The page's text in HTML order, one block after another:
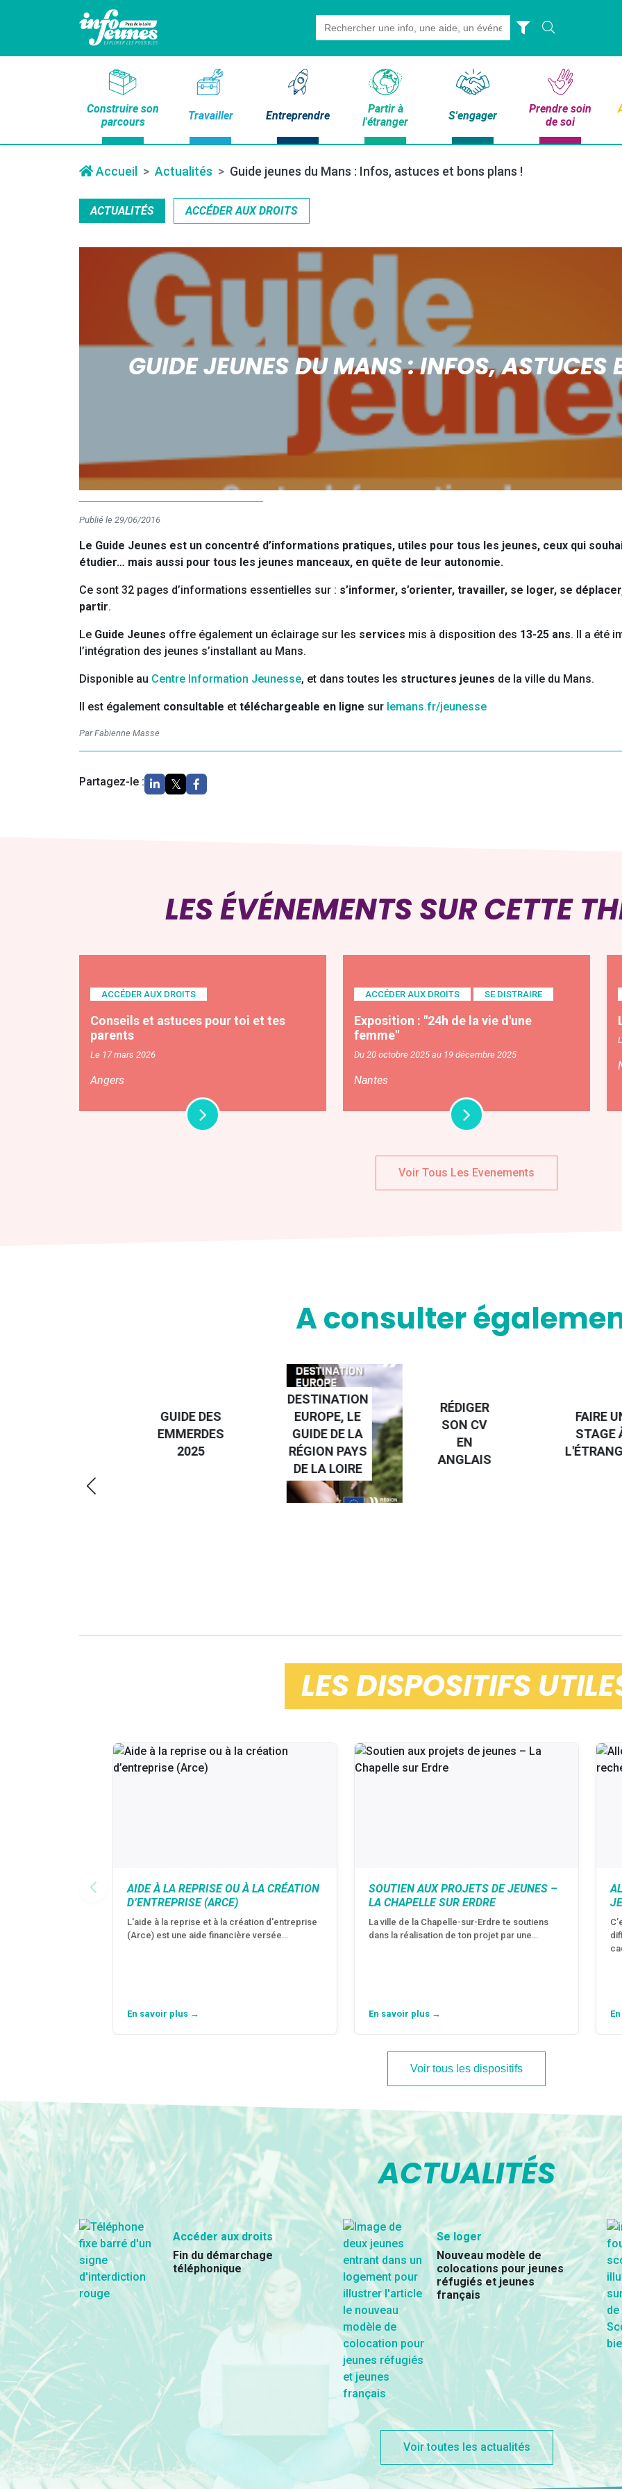
Search
for:
Construire son
parcours
Travailler Entreprendre
Partir à
l'étranger
S'engager
Prendre soin
de soi
Accueil Actualités Guide jeunes du Mans : Infos, astuces et bons plans !
ACTUALITÉS ACCÉDER AUX DROITS
GUIDE JEUNES DU MANS : INFOS, ASTUCES
Publié le 29/06/2016
Le Guide Jeunes est un concentré d’informations pratiques, utiles pour tous les jeunes, ceux qui
étudier… mais aussi pour tous les jeunes manceaux, en quête de leur autonomie.
Ce sont 32 pages d’informations essentielles sur : s’informer, s’orienter, travailler, se loger, se
partir.
Le Guide Jeunes offre également un éclairage sur les services mis à disposition des 13-25 ans. Il a été
l’intégration des jeunes s’installant au Mans.
Disponible au Centre Information Jeunesse, et dans toutes les structures jeunes de la ville du Mans.
Il est également consultable et téléchargeable en ligne sur lemans.fr/jeunesse
Par Fabienne Masse
Partagez-le :
LES ÉVÉNEMENTS SUR CETTE
ACCÉDER AUX DROITS
Conseils et astuces pour toi et tes
parents
Le 17 mars 2026
Angers
ACCÉDER AUX DROITS SE DISTRAIRE
Exposition : "24h de la vie d'une
femme"
Du 20 octobre 2025 au 19 décembre 2025
Nantes
Voir Tous Les Evenements
A consulter
GUIDE DES
EMMERDES
2025
DESTINATION
EUROPE, LE
GUIDE DE LA
RÉGION PAYS
DE LA LOIRE
RÉDIGER
SON CV
EN
ANGLAIS
FAIRE UN
STAGE À
LES DISPOSITIFS
AIDE À LA REPRISE OU À LA CRÉATION
D’ENTREPRISE (ARCE)
L'aide à la reprise et à la création d'entreprise
(Arce) est une aide financière versée…
En savoir plus →
SOUTIEN AUX PROJETS DE JEUNES –
LA CHAPELLE SUR ERDRE
La ville de la Chapelle-sur-Erdre te soutiens
dans la réalisation de ton projet par une…
En savoir plus →
Voir tous les dispositifs
ACTUALITÉS
Accéder aux droits
Fin du démarchage
téléphonique
Se loger
Nouveau modèle de
colocations pour jeunes
réfugiés et jeunes
français
Voir toutes les actualités